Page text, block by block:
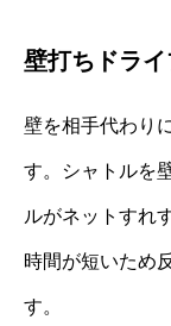
壁打ちドラ
壁を相手代わり
す。シャトルを
ルがネットすれ
時間が短いため
す。